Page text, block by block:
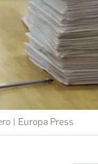
| Europa Press